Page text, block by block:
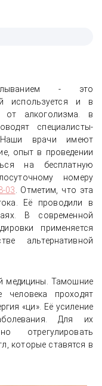
- это
используется и в
от алкоголизма. в
специалисты-
Наши врачи имеют
опыт в проведении
на бесплатную
номеру
03 . Отметим, что эта
Её проводили в
В современной
применяется
альтернативной
медицины. Тамошние
проходят
«ци». Её усиление
Для их
отрегулировать
которые ставятся в